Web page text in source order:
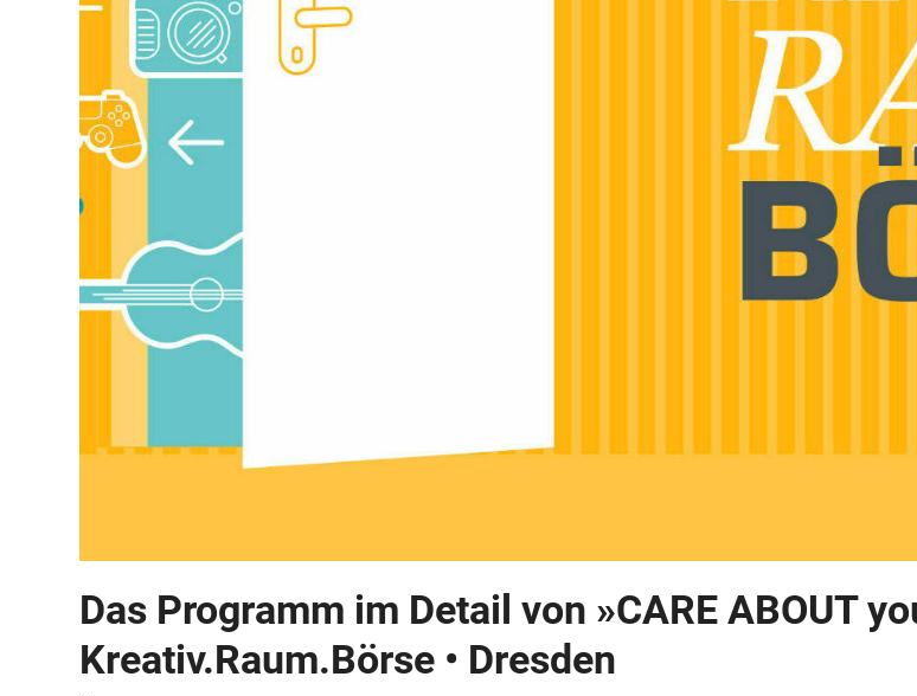
Das Programm im Detail von »CARE ABOUT
Kreativ.Raum.Börse • Dresden